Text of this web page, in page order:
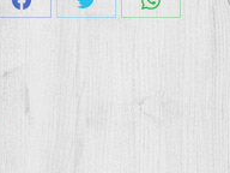
CondividiCondividiCondividi